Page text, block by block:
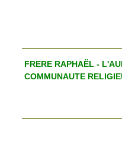
FRERE RAPHAËL -
COMMUNAUTE